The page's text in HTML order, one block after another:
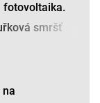
fotovoltaika.
smršť
na